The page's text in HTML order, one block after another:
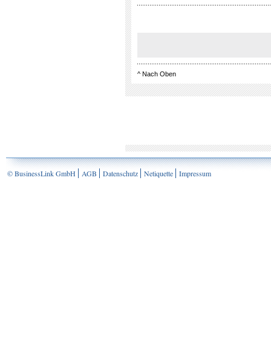
^ Nach Oben
© BusinessLink GmbH AGB Datenschutz Netiquette Impressum